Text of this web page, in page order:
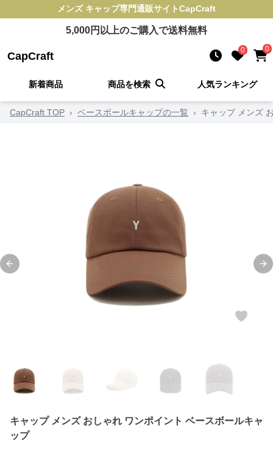
メンズ キャップ専門通販サイトCapCraft
5,000円以上のご購入で送料無料
CapCraft 0 0
新着商品 商品を検索 人気ランキング
CapCraft TOP › ベースボールキャップの一覧 › キャップ メンズ
Previous slide
キャップ メンズ おしゃれ ワンポイント ベースボールキャ
ップ